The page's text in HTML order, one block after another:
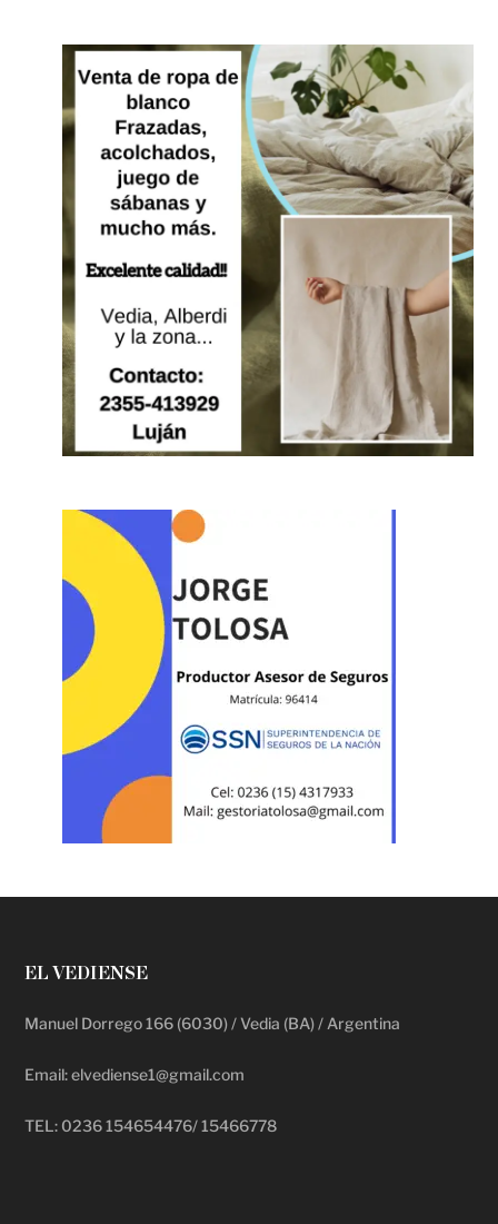
EL VEDIENSE
Manuel Dorrego 166 (6030) / Vedia (BA) / Argentina
Email: elvediense1@gmail.com
TEL: 0236 154654476/ 15466778